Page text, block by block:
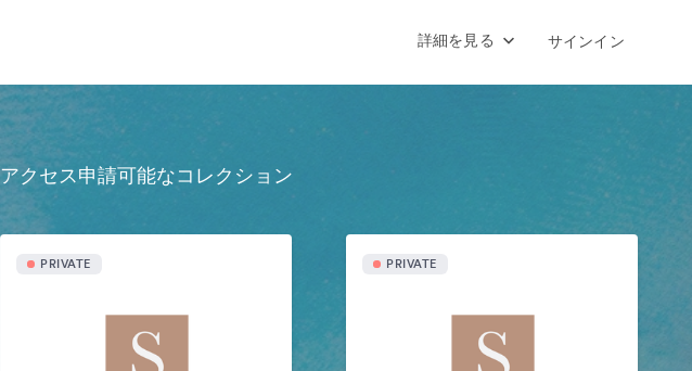
詳細を見る サインイン
アクセス申請可能なコレクション
PRIVATE PRIVATE